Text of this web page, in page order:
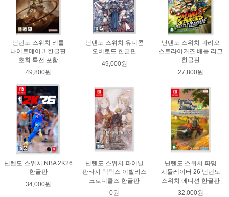
닌텐도 스위치 리틀
나이트메어 3 한글판
초회 특전 포함
49,800원
닌텐도 스위치 유니콘
오버로드 한글판
49,000원
닌텐도 스위치 마리오
스트라이커즈 배틀 리그
한글판
27,800원
닌텐도 스위치 NBA 2K26
한글판
34,000원
닌텐도 스위치 파이널
판타지 택틱스 이발리스
크로니클즈 한글판
0원
닌텐도 스위치 파밍
시뮬레이터 26 닌텐도
스위치 에디션 한글판
32,000원